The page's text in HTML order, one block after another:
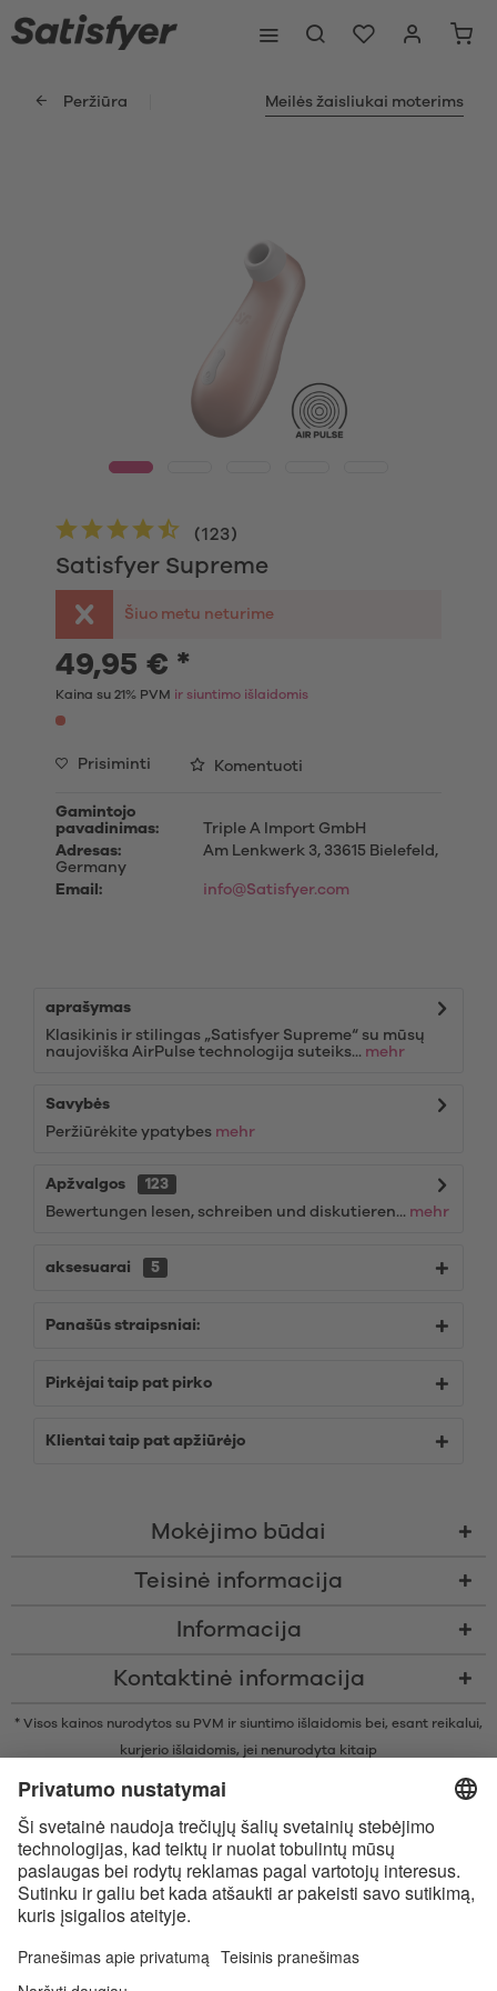
Peržiūra Meilės žaisliukai moterims
Satisfyer Supreme
(123)
Šiuo metu neturime
49,95 € *
Kaina su 21% PVM ir siuntimo išlaidomis
Prisiminti Komentuoti
Gamintojo
pavadinimas:
Triple A Import GmbH
Adresas:
Am Lenkwerk 3, 33615 Bielefeld,
Germany
Email:
info@Satisfyer.com
aprašymas
Klasikinis ir stilingas „Satisfyer Supreme“ su mūsų
naujoviška AirPulse technologija suteiks... mehr
Savybės
Peržiūrėkite ypatybes mehr
Apžvalgos
123
Bewertungen lesen, schreiben und diskutieren... mehr
aksesuarai 5
Panašūs straipsniai:
Pirkėjai taip pat pirko
Klientai taip pat apžiūrėjo
Mokėjimo būdai
Teisinė informacija
Informacija
Kontaktinė informacija
* Visos kainos nurodytos su PVM ir siuntimo išlaidomis bei, esant reikalui,
kurjerio išlaidomis, jei nenurodyta kitaip
* Žodinis prekių ženklas Bluetooth® ir logotipai yra registruoti „Bluetooth
SIG, Inc.“ prekių ženklai ir bet koks tokių prekių ženklų naudojimas
įmonėje „Satisfyer GmbH“ yra licencijuotas.
„Apple“, „Apple“ logotipas ir „Apple Watch“ yra „Apple Inc.“ prekių
ženklai. „Google Play“ ir „Google Play“ logotipas yra „Google LLC“ prekės